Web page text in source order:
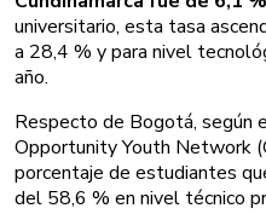
universitario, esta tasa
a 28,4 % y para nivel
año.
Respecto de Bogotá, según
Opportunity Youth Network
porcentaje de estudiantes
del 58,6 % en nivel técnico